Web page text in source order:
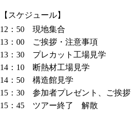
【スケジュール】
12：50 現地集合
13：00 ご挨拶・注意事項
13：30 プレカット工場見学
14：10 断熱材工場見学
14：50 構造館見学
15：30 参加者プレゼント、ご挨拶
15：45 ツアー終了 解散